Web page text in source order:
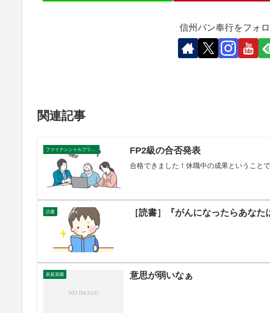
信州パン奉行をフォ
関連記事
ファイナンシャルプランナー FP2級の合否発表
合格できました！休職中の成果ということ
読書 ［読書］『がんになったらあなた
家庭菜園 意思が弱いなぁ